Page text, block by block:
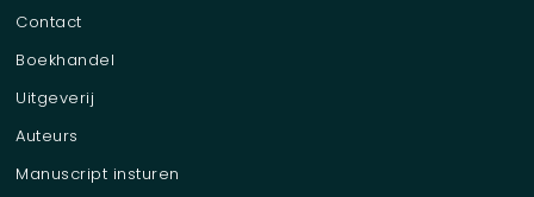
Contact
Boekhandel
Uitgeverij
Auteurs
Manuscript insturen